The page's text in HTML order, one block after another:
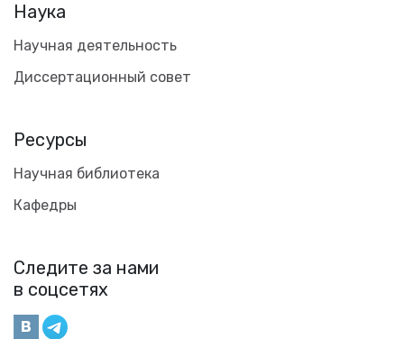
Наука
Научная деятельность
Диссертационный совет
Ресурсы
Научная библиотека
Кафедры
Следите за нами
в соцсетях